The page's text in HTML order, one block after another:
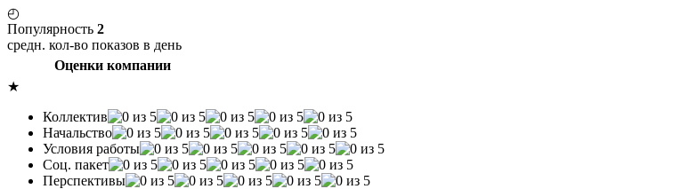
◴
Популярность 2
средн. кол-во показов в день
Оценки компании
★
Коллектив
Начальство
Условия работы
Соц. пакет
Перспективы